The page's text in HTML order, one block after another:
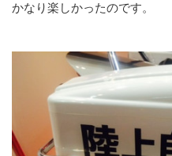
かなり楽しかったのです。